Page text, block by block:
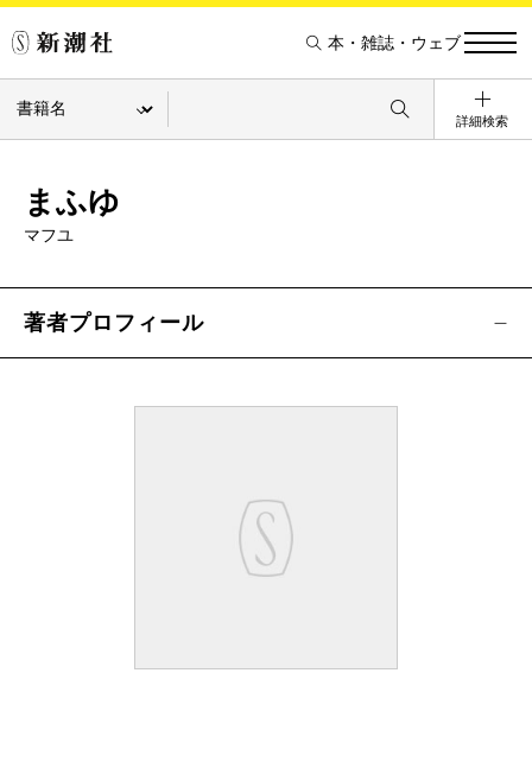
本・雑誌・ウェブ
詳細検索
まふゆ
マフユ
著者プロフィール